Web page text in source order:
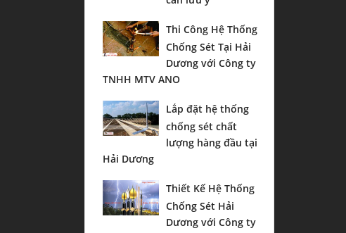
Thi Công Hệ Thống
Chống Sét Tại Hải
Dương với Công ty
TNHH MTV ANO
Lắp đặt hệ thống
chống sét chất
lượng hàng đầu tại
Hải Dương
Thiết Kế Hệ Thống
Chống Sét Hải
Dương với Công ty